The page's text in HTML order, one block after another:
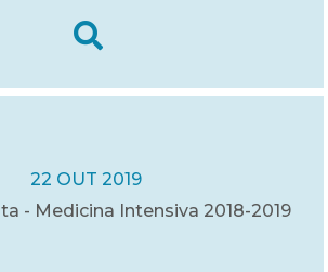
22 OUT 2019
- Medicina Intensiva 2018-2019